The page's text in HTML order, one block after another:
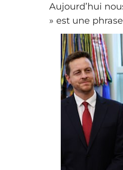
Aujourd’hui
» est une